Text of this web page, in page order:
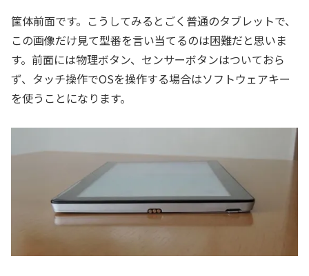
筐体前面です。こうしてみるとごく普通のタブレットで、
この画像だけ見て型番を言い当てるのは困難だと思いま
す。前面には物理ボタン、センサーボタンはついておら
ず、タッチ操作でOSを操作する場合はソフトウェアキー
を使うことになります。